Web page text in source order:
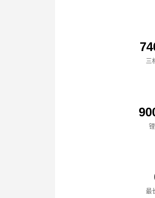
三
最